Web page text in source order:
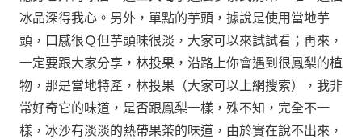
冰品深得我心。另外，單點的芋頭，據說是使用當地芋
頭，口感很Ｑ但芋頭味很淡，大家可以來試試看；再來，
一定要跟大家分享，林投果，沿路上你會遇到很鳳梨的植
物，那是當地特產，林投果（大家可以上網搜索），我非
常好奇它的味道，是否跟鳳梨一樣，殊不知，完全不一
樣，冰沙有淡淡的熱帶果茶的味道，由於實在說不出來，